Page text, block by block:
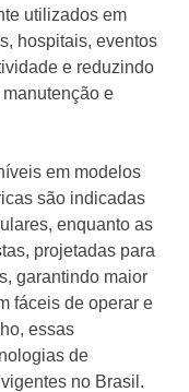
utilizados em
hospitais, eventos
e reduzindo
e
em modelos
são indicadas
enquanto as
projetadas para
garantindo maior
fáceis de operar e
essas
de
no Brasil.